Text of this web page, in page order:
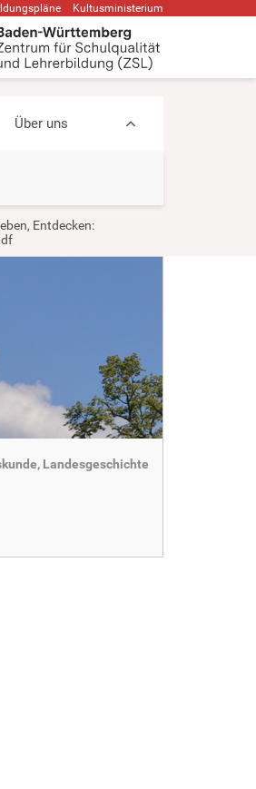
Kultusministerium
Über uns
Entdecken:
Landesgeschichte